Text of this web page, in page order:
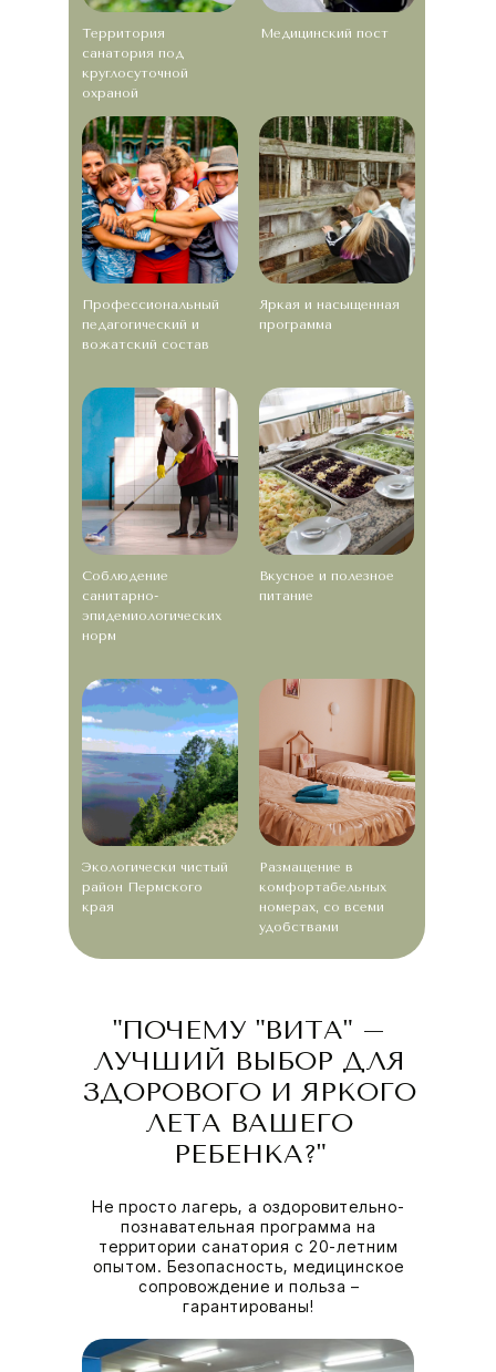
Территория
санатория под
круглосуточной
охраной
Соблюдение
санитарно-
эпидемиологических
норм
Медицинский пост
Вкусное и полезное
питание
Профессиональный
педагогический и
вожатский состав
Экологически чистый
район Пермского
края
Яркая и насыщенная
программа
Размащение в
комфортабельных
номерах, со всеми
удобствами
Не просто лагерь, а оздоровительно-
познавательная программа на
территории санатория с 20-летним
опытом. Безопасность, медицинское
сопровождение и польза –
гарантированы!
"ПОЧЕМУ "ВИТА" –
ЛУЧШИЙ ВЫБОР ДЛЯ
ЗДОРОВОГО И ЯРКОГО
ЛЕТА ВАШЕГО
РЕБЕНКА?"